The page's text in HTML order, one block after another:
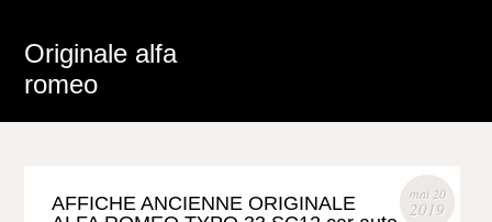
Originale alfa
romeo
mai 20
2019
AFFICHE ANCIENNE ORIGINALE